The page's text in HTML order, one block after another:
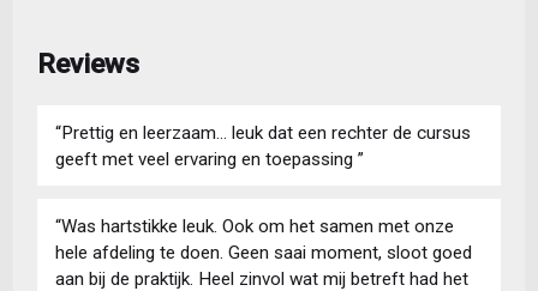
Reviews
“Prettig en leerzaam… leuk dat een rechter de cursus
geeft met veel ervaring en toepassing ”
“Was hartstikke leuk. Ook om het samen met onze
hele afdeling te doen. Geen saai moment, sloot goed
aan bij de praktijk. Heel zinvol wat mij betreft had het